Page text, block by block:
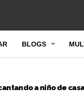
BLOGS
a niño de